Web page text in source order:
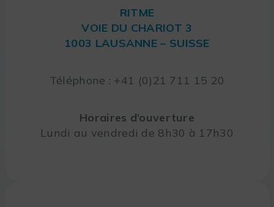
RITME
VOIE DU CHARIOT 3
1003 LAUSANNE – SUISSE
Téléphone : +41 (0)21 711 15 20
Horaires d’ouverture
Lundi au vendredi de 8h30 à 17h30